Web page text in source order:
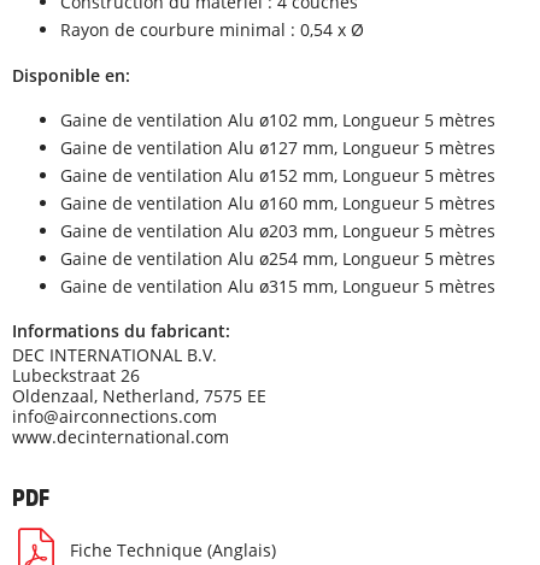
Rayon de courbure minimal : 0,54 x Ø
Disponible en:
Gaine de ventilation Alu ø102 mm, Longueur 5 mètres
Gaine de ventilation Alu ø127 mm, Longueur 5 mètres
Gaine de ventilation Alu ø152 mm, Longueur 5 mètres
Gaine de ventilation Alu ø160 mm, Longueur 5 mètres
Gaine de ventilation Alu ø203 mm, Longueur 5 mètres
Gaine de ventilation Alu ø254 mm, Longueur 5 mètres
Gaine de ventilation Alu ø315 mm, Longueur 5 mètres
Informations du fabricant:
DEC INTERNATIONAL B.V.
Lubeckstraat 26
Oldenzaal, Netherland, 7575 EE
info@airconnections.com
www.decinternational.com
PDF
Fiche Technique (Anglais)